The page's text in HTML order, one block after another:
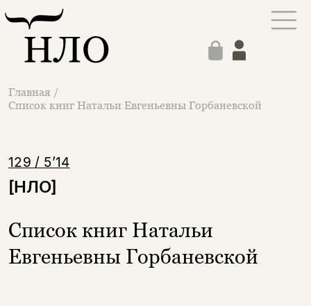
Главная /
Список книг Натальи Евгеньевны Горбаневской
129 / 5’14
[НЛО]
Список книг Натальи
Евгеньевны Горбаневской